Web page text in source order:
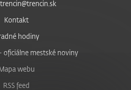
Kontakt
hodiny
oficiálne mestské noviny
webu
RSS feed